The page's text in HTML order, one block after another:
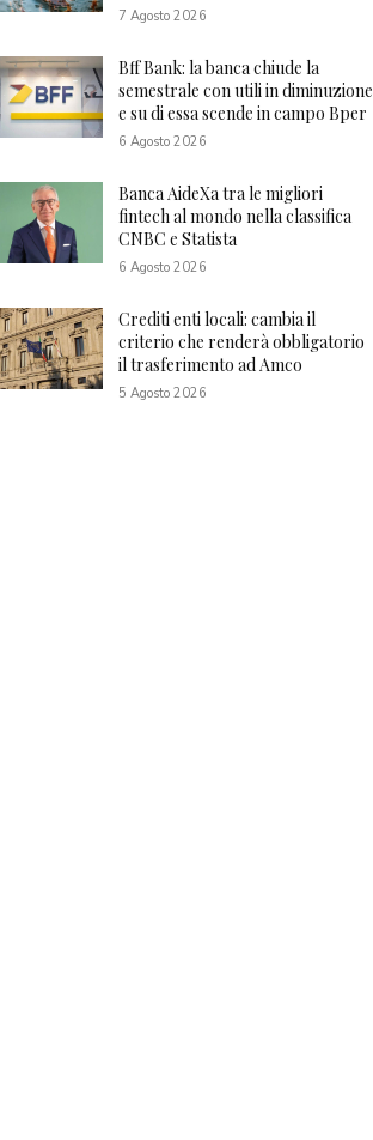
7 Agosto 2026
Bff Bank: la banca chiude la
semestrale con utili in diminuzione
e su di essa scende in campo Bper
6 Agosto 2026
Banca AideXa tra le migliori
fintech al mondo nella classifica
CNBC e Statista
6 Agosto 2026
Crediti enti locali: cambia il
criterio che renderà obbligatorio
il trasferimento ad Amco
5 Agosto 2026